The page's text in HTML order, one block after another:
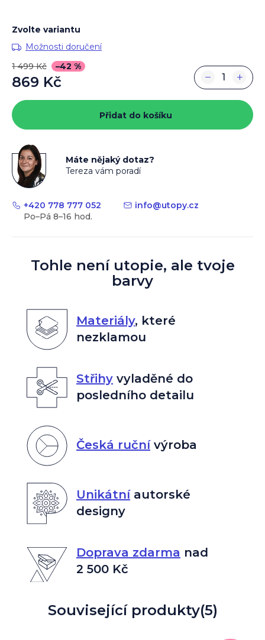
Zvolte variantu
Možnosti doručení
1 499 Kč
–42 %
869 Kč
cena:
+
−
Přidat do košíku
Máte nějaký dotaz?
Tereza vám poradí
+420 778 777 052 info@utopy.cz
Tohle není utopie, ale tvoje
barvy
Materiály, které
nezklamou
Střihyvyladěné do
posledního detailu
Česká ručnívýroba
Unikátníautorské
designy
Doprava zdarma nad
2 500 Kč
Související produkty(5)